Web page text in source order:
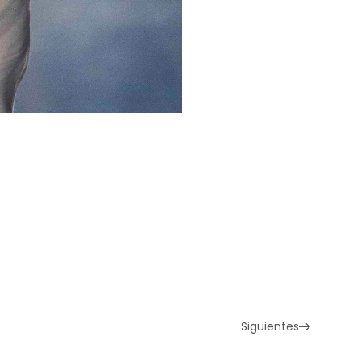
Siguientes